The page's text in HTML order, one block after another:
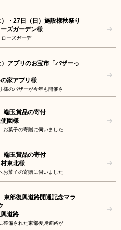
・27日（日）施設様秋祭り
ズガーデン様
ーズガーデ
アプリのお宝市「バザーっ
家アプリ様
様のバザーが今年も開催さ
端玉賞品の寄付
園様
お菓子の寄贈に伺いました
端玉賞品の寄付
東北様
お菓子の寄贈に伺いました
東部復興道路開通記念マラ
道路
整備された東部復興道路が